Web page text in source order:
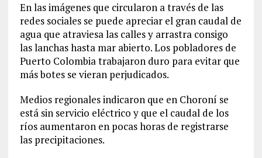
En las imágenes que circularon a través de las
redes sociales se puede apreciar el gran caudal de
agua que atraviesa las calles y arrastra consigo
las lanchas hasta mar abierto. Los pobladores de
Puerto Colombia trabajaron duro para evitar que
más botes se vieran perjudicados.
Medios regionales indicaron que en Choroní se
está sin servicio eléctrico y que el caudal de los
ríos aumentaron en pocas horas de registrarse
las precipitaciones.